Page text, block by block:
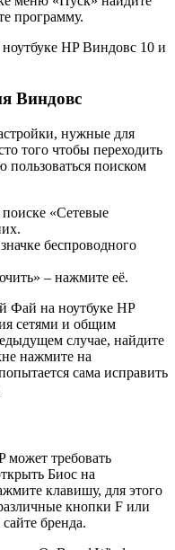
программу.
HP Виндовс 10 и
Виндовс
нужные для
того чтобы переходить
поиском
«Сетевые
беспроводного
– нажмите её.
Фай на ноутбуке HP
сетями и общим
случае, найдите
нажмите на
сама исправить
требовать
Биос на
клавишу, для этого
кнопки F или
бренда.